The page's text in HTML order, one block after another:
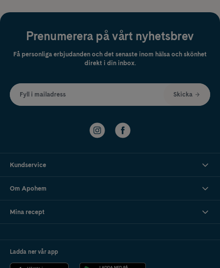
Prenumerera på vårt nyhetsbrev
Få personliga erbjudanden och det senaste inom hälsa och skönhet
direkt i din inbox.
Fyll i mailadress Skicka
Kundservice
Om Apohem
Mina recept
Ladda ner vår app